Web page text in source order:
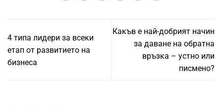
4 типа лидери за всеки
етап от развитието на
бизнеса
Какъв е най-добрият начин
за даване на обратна
връзка – устно или
писмено?